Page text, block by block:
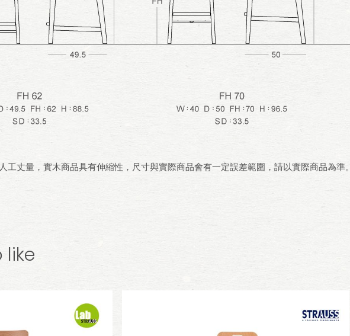
工丈量，實木商品具有伸縮性，尺寸與實際商品會有一定誤差範圍，請以實際商品為準。
like